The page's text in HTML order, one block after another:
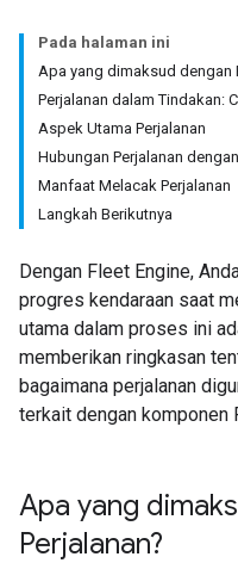
Pada halaman ini
Apa yang dimaksud dengan
Perjalanan dalam Tindakan:
Aspek Utama Perjalanan
Hubungan Perjalanan
Manfaat Melacak Perjalanan
Langkah Berikutnya
Dengan Fleet Engine,
progres kendaraan saat
utama dalam proses ini
memberikan ringkasan
bagaimana perjalanan
terkait dengan komponen
Apa yang
Perjalanan?